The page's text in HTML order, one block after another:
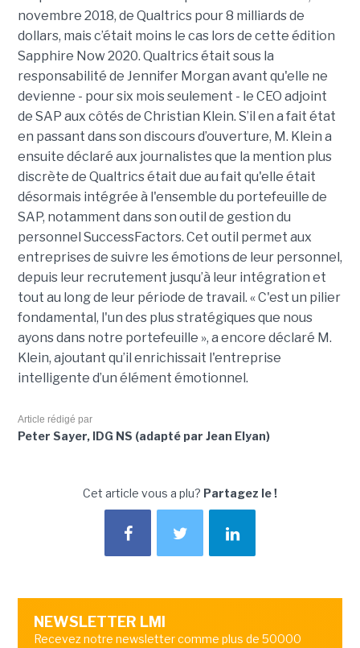
novembre 2018, de Qualtrics pour 8 milliards de
dollars, mais c’était moins le cas lors de cette édition
Sapphire Now 2020. Qualtrics était sous la
responsabilité de Jennifer Morgan avant qu'elle ne
devienne - pour six mois seulement - le CEO adjoint
de SAP aux côtés de Christian Klein. S’il en a fait état
en passant dans son discours d’ouverture, M. Klein a
ensuite déclaré aux journalistes que la mention plus
discrète de Qualtrics était due au fait qu'elle était
désormais intégrée à l'ensemble du portefeuille de
SAP, notamment dans son outil de gestion du
personnel SuccessFactors. Cet outil permet aux
entreprises de suivre les émotions de leur personnel,
depuis leur recrutement jusqu’à leur intégration et
tout au long de leur période de travail. « C'est un pilier
fondamental, l'un des plus stratégiques que nous
ayons dans notre portefeuille », a encore déclaré M.
Klein, ajoutant qu’il enrichissait l'entreprise
intelligente d’un élément émotionnel.
Article rédigé par
Peter Sayer, IDG NS (adapté par Jean Elyan)
Cet article vous a plu? Partagez le !
NEWSLETTER LMI
Recevez notre newsletter comme plus de 50000